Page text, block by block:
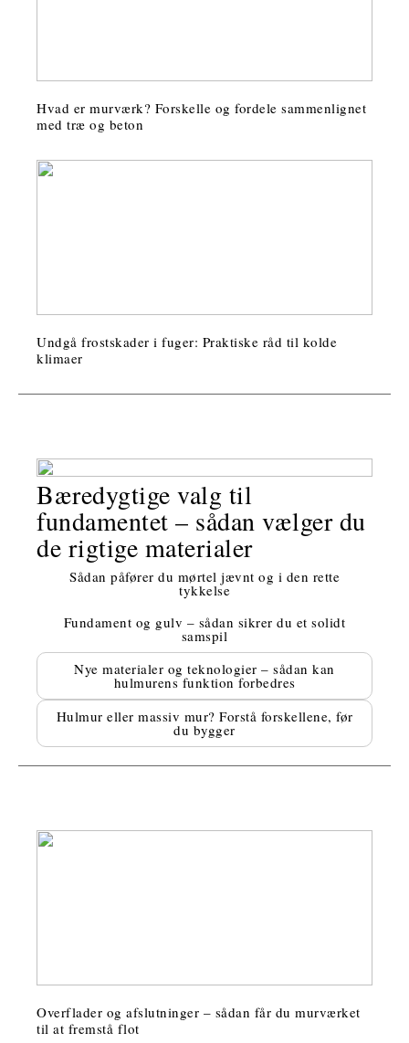
Hvad er murværk? Forskelle og fordele sammenlignet
med træ og beton
Undgå frostskader i fuger: Praktiske råd til kolde
klimaer
Bæredygtige valg til
fundamentet – sådan vælger du
de rigtige materialer
Sådan påfører du mørtel jævnt og i den rette
tykkelse
Fundament og gulv – sådan sikrer du et solidt
samspil
Nye materialer og teknologier – sådan kan
hulmurens funktion forbedres
Hulmur eller massiv mur? Forstå forskellene, før
du bygger
Overflader og afslutninger – sådan får du murværket
til at fremstå flot